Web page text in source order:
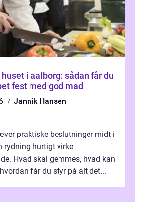
i aalborg: sådan får du
fest med god mad
Jannik Hansen
praktiske beslutninger midt i
rydning hurtigt virke
Hvad skal gemmes, hvad kan
får du styr på alt det...